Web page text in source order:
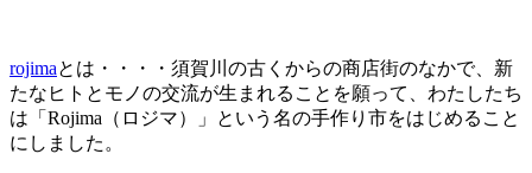
rojimaとは・・・・須賀川の古くからの商店街のなかで、新
たなヒトとモノの交流が生まれることを願って、わたしたち
は「Rojima（ロジマ）」という名の手作り市をはじめること
にしました。